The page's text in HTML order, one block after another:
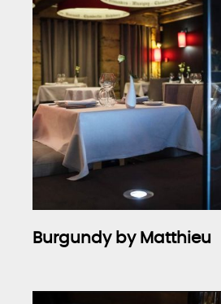
Burgundy by Matthieu